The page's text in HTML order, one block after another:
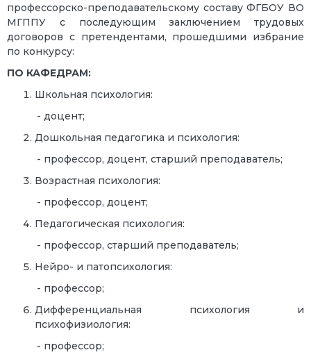
профессорско-преподавательскому составу ФГБОУ ВО
МГППУ с последующим заключением трудовых
договоров с претендентами, прошедшими избрание
по конкурсу:
ПО КАФЕДРАМ:
Школьная психология:
- доцент;
Дошкольная педагогика и психология:
- профессор, доцент, старший преподаватель;
Возрастная психология:
- профессор, доцент;
Педагогическая психология:
- профессор, старший преподаватель;
Нейро- и патопсихология:
- профессор;
Дифференциальная психология и
психофизиология:
- профессор;